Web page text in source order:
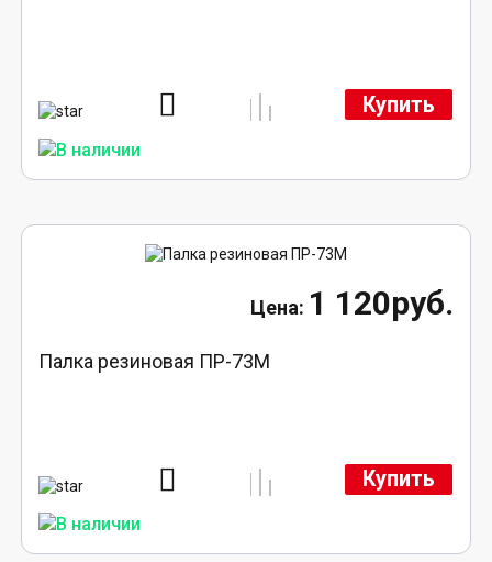
Купить
1 120руб.
Палка резиновая ПР-73М
Купить